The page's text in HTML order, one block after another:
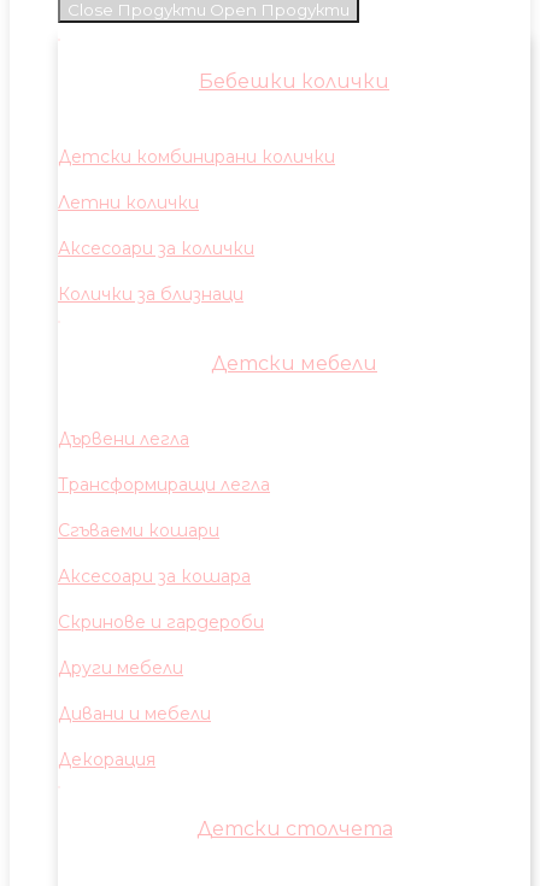
Close Продукти Open Продукти
Бебешки колички
Детски комбинирани колички
Летни колички
Аксесоари за колички
Колички за близнаци
Детски мебели
Дървени легла
Трансформиращи легла
Сгъваеми кошари
Аксесоари за кошара
Скринове и гардероби
Други мебели
Дивани и мебели
Декорация
Детски столчета